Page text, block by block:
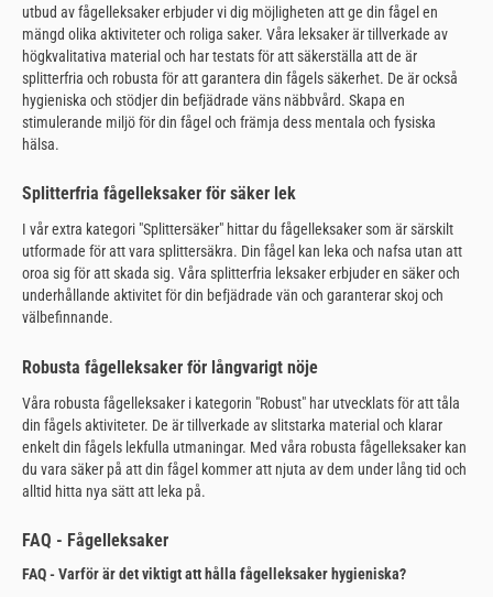
utbud av fågelleksaker erbjuder vi dig möjligheten att ge din fågel en
mängd olika aktiviteter och roliga saker. Våra leksaker är tillverkade av
högkvalitativa material och har testats för att säkerställa att de är
splitterfria och robusta för att garantera din fågels säkerhet. De är också
hygieniska och stödjer din befjädrade väns näbbvård. Skapa en
stimulerande miljö för din fågel och främja dess mentala och fysiska
hälsa.
Splitterfria fågelleksaker för säker lek
I vår extra kategori "Splittersäker" hittar du fågelleksaker som är särskilt
utformade för att vara splittersäkra. Din fågel kan leka och nafsa utan att
oroa sig för att skada sig. Våra splitterfria leksaker erbjuder en säker och
underhållande aktivitet för din befjädrade vän och garanterar skoj och
välbefinnande.
Robusta fågelleksaker för långvarigt nöje
Våra robusta fågelleksaker i kategorin "Robust" har utvecklats för att tåla
din fågels aktiviteter. De är tillverkade av slitstarka material och klarar
enkelt din fågels lekfulla utmaningar. Med våra robusta fågelleksaker kan
du vara säker på att din fågel kommer att njuta av dem under lång tid och
alltid hitta nya sätt att leka på.
FAQ - Fågelleksaker
FAQ - Varför är det viktigt att hålla fågelleksaker hygieniska?